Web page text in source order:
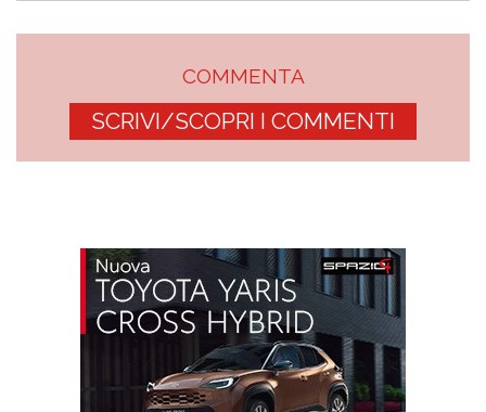
COMMENTA
SCRIVI/SCOPRI I COMMENTI